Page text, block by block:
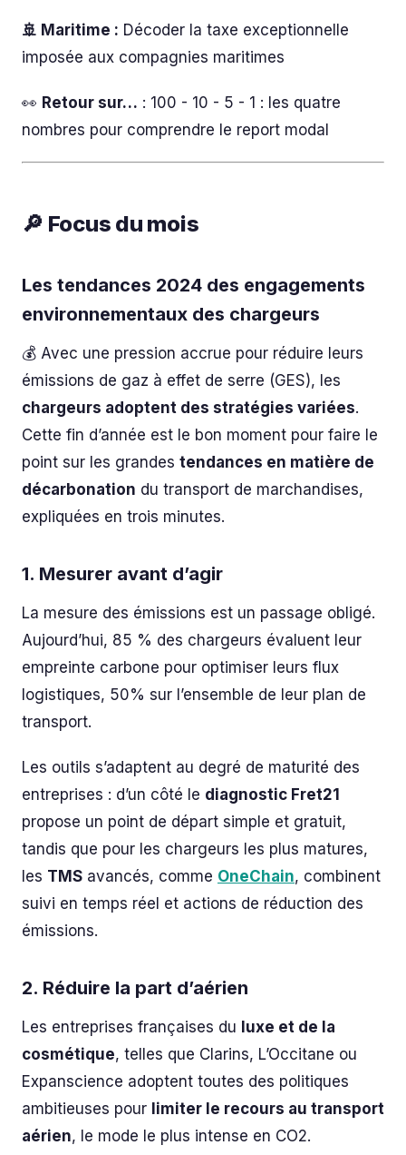
🚢 Maritime : Décoder la taxe exceptionnelle
imposée aux compagnies maritimes
👀 Retour sur… : 100 - 10 - 5 - 1 : les quatre
nombres pour comprendre le report modal
🔎 Focus du mois
Les tendances 2024 des engagements
environnementaux des chargeurs
💰 Avec une pression accrue pour réduire leurs
émissions de gaz à effet de serre (GES), les
chargeurs adoptent des stratégies variées.
Cette fin d’année est le bon moment pour faire le
point sur les grandes tendances en matière de
décarbonation du transport de marchandises,
expliquées en trois minutes.
1. Mesurer avant d’agir
La mesure des émissions est un passage obligé.
Aujourd’hui, 85 % des chargeurs évaluent leur
empreinte carbone pour optimiser leurs flux
logistiques, 50% sur l’ensemble de leur plan de
transport.
Les outils s’adaptent au degré de maturité des
entreprises : d’un côté le diagnostic Fret21
propose un point de départ simple et gratuit,
tandis que pour les chargeurs les plus matures,
les TMS avancés, comme OneChain, combinent
suivi en temps réel et actions de réduction des
émissions.
2. Réduire la part d’aérien
Les entreprises françaises du luxe et de la
cosmétique, telles que Clarins, L’Occitane ou
Expanscience adoptent toutes des politiques
ambitieuses pour limiter le recours au transport
aérien, le mode le plus intense en CO2.